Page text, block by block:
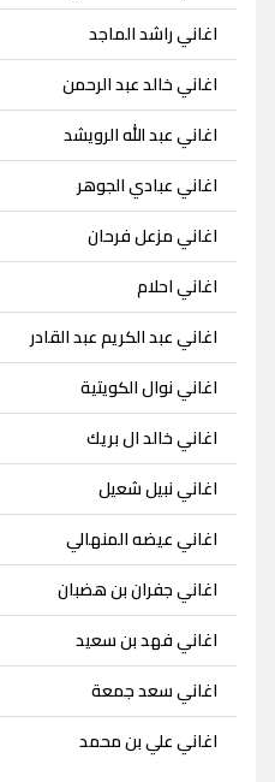
اغاني راشد الماجد
اغاني خالد عبد الرحمن
اغاني عبد الله الرويشد
اغاني عبادي الجوهر
اغاني مزعل فرحان
اغاني احلام
اغاني عبد الكريم عبد القادر
اغاني نوال الكويتية
اغاني خالد ال بريك
اغاني نبيل شعيل
اغاني عيضه المنهالي
اغاني جفران بن هضبان
اغاني فهد بن سعيد
اغاني سعد جمعة
اغاني علي بن محمد